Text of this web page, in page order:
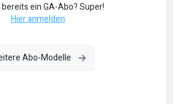
ein GA-Abo? Super!
Hier anmelden
Abo-Modelle